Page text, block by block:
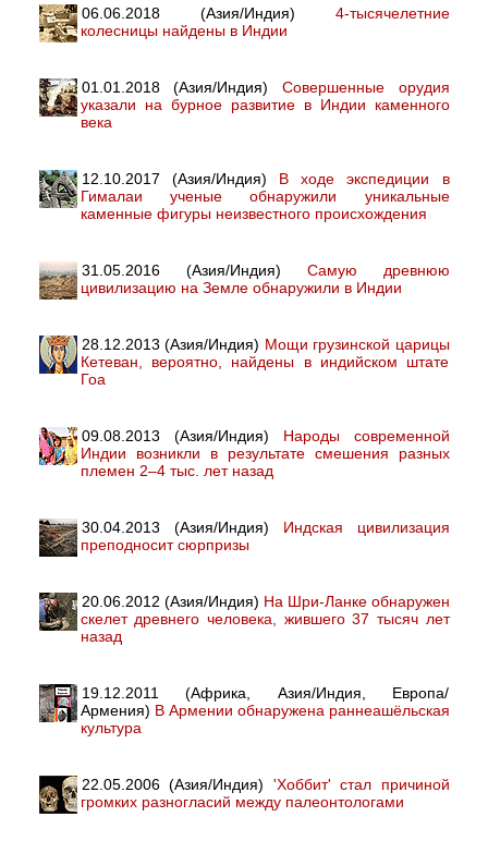
06.06.2018 (Азия/Индия) 4-тысячелетние
колесницы найдены в Индии
01.01.2018 (Азия/Индия) Совершенные орудия
указали на бурное развитие в Индии каменного
века
12.10.2017 (Азия/Индия) В ходе экспедиции в
Гималаи ученые обнаружили уникальные
каменные фигуры неизвестного происхождения
31.05.2016 (Азия/Индия) Самую древнюю
цивилизацию на Земле обнаружили в Индии
28.12.2013 (Азия/Индия) Мощи грузинской царицы
Кетеван, вероятно, найдены в индийском штате
Гоа
09.08.2013 (Азия/Индия) Народы современной
Индии возникли в результате смешения разных
племен 2–4 тыс. лет назад
30.04.2013 (Азия/Индия) Индская цивилизация
преподносит сюрпризы
20.06.2012 (Азия/Индия) На Шри-Ланке обнаружен
скелет древнего человека, жившего 37 тысяч лет
назад
19.12.2011 (Африка, Азия/Индия, Европа/
Армения) В Армении обнаружена раннеашёльская
культура
22.05.2006 (Азия/Индия) 'Хоббит' стал причиной
громких разногласий между палеонтологами